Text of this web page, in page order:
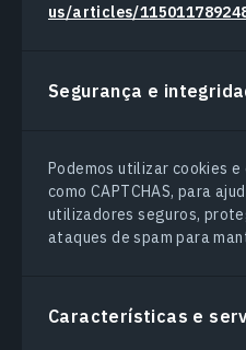
us/articles/
Segurança e
Podemos utilizar cookies
como CAPTCHAS, para
utilizadores seguros,
ataques de spam para
Características e